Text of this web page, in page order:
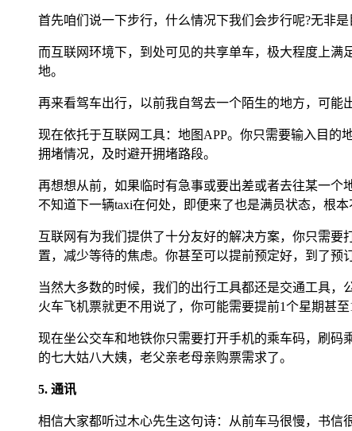
首先咱们说一下步行，什么情况下我们会步行呢?无非
而互联网环境下，到处可见的共享单车，极大程度上
地。
再来看驾车出行，以前我自驾去一个陌生的地方，可能
现在依托于互联网工具：地图APP。你只需要输入目的
拥堵情况，及时避开拥堵路段。
再想想从前，如果临时有急事或要出差或者去往某一个
不知道下一辆taxi在何处，即便来了也是满员状态，根本
互联网有为我们提供了十分友好的解决方案，你只需
置，减少等待的焦虑。你甚至可以提前预定好，到了预
当然大多数的时候，我们的出行工具都还是交通工具
火车飞机票就更不用说了，你可能需要提前1个星期甚
现在坐公交车和地铁你只需要打开手机的乘车码，刷
的七大姑八大姨，老父亲老母亲购票需求了。
5. 通讯
相信大家都听过木心先生这句诗：从前车马很慢，书